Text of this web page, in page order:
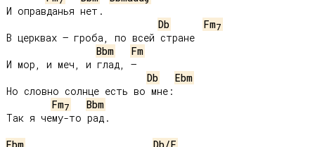
И оправданья нет.
Db
Fm7
В церквах – гроба, по всей стране
Bbm
Fm
И мор, и меч, и глад, –
Db
Ebm
Но словно солнце есть во мне:
Fm7
Bbm
Так я чему-то рад.